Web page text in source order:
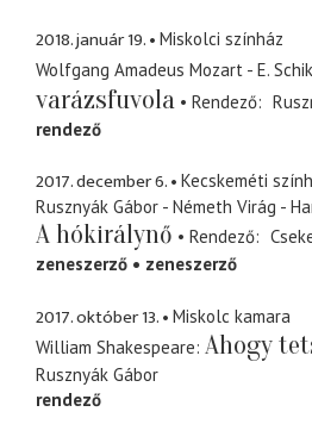
2018. január 19.
Miskolci színház
Wolfgang Amadeus Mozart - E.
varázsfuvola
Rendező
rendező
2017. december 6.
Kecskeméti
Rusznyák Gábor - Németh Virág -
A hókirálynő Rendező
zeneszerző
zeneszerző
2017. október 13.
Miskolc kamara
William Shakespeare Ahogy
Rusznyák Gábor
rendező